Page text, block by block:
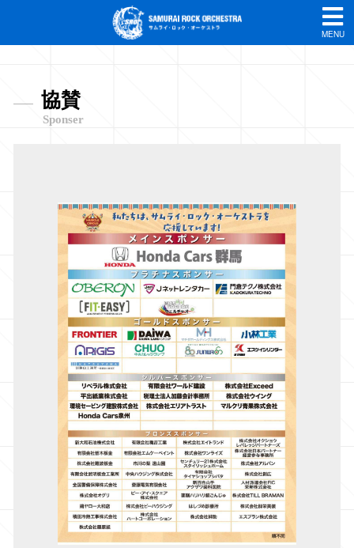
MENU
協賛
Sponser